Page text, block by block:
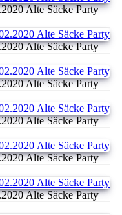
Alte Säcke Party
Alte Säcke Party
Alte Säcke Party
Alte Säcke Party
Alte Säcke Party
Alte Säcke Party